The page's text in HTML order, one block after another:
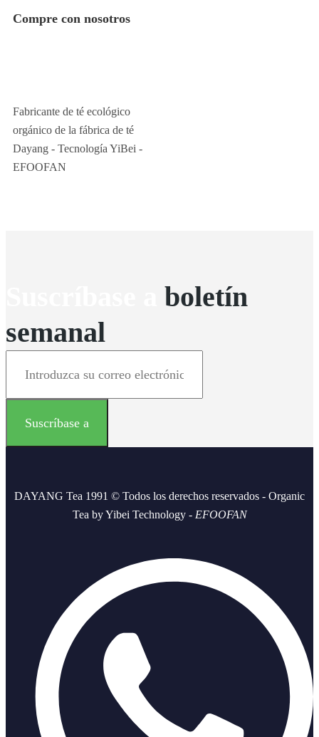
Compre con nosotros
Fabricante de té ecológico
orgánico de la fábrica de té
Dayang - Tecnología YiBei -
EFOOFAN
boletín
semanal
DAYANG Tea 1991 © Todos los derechos reservados - Organic
Tea by Yibei Technology - EFOOFAN